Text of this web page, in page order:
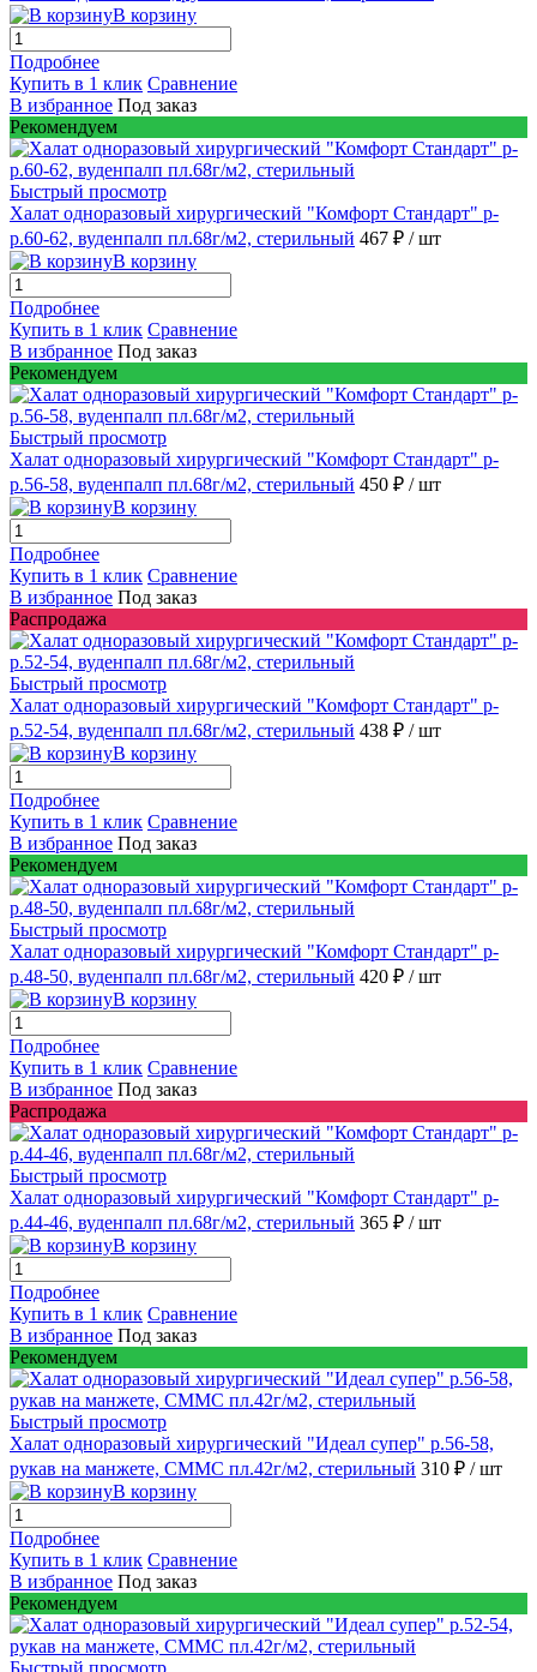
В корзину
Подробнее
Купить в 1 клик Сравнение
В избранное Под заказ
Рекомендуем
Быстрый просмотр
Халат одноразовый хирургический "Комфорт Стандарт" р-
р.60-62, вуденпалп пл.68г/м2, стерильный 467 ₽ / шт
В корзину
Подробнее
Купить в 1 клик Сравнение
В избранное Под заказ
Рекомендуем
Быстрый просмотр
Халат одноразовый хирургический "Комфорт Стандарт" р-
р.56-58, вуденпалп пл.68г/м2, стерильный 450 ₽ / шт
В корзину
Подробнее
Купить в 1 клик Сравнение
В избранное Под заказ
Распродажа
Быстрый просмотр
Халат одноразовый хирургический "Комфорт Стандарт" р-
р.52-54, вуденпалп пл.68г/м2, стерильный 438 ₽ / шт
В корзину
Подробнее
Купить в 1 клик Сравнение
В избранное Под заказ
Рекомендуем
Быстрый просмотр
Халат одноразовый хирургический "Комфорт Стандарт" р-
р.48-50, вуденпалп пл.68г/м2, стерильный 420 ₽ / шт
В корзину
Подробнее
Купить в 1 клик Сравнение
В избранное Под заказ
Распродажа
Быстрый просмотр
Халат одноразовый хирургический "Комфорт Стандарт" р-
р.44-46, вуденпалп пл.68г/м2, стерильный 365 ₽ / шт
В корзину
Подробнее
Купить в 1 клик Сравнение
В избранное Под заказ
Рекомендуем
Быстрый просмотр
Халат одноразовый хирургический "Идеал супер" р.56-58,
рукав на манжете, СММС пл.42г/м2, стерильный 310 ₽ / шт
В корзину
Подробнее
Купить в 1 клик Сравнение
В избранное Под заказ
Рекомендуем